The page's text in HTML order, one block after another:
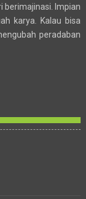
berimajinasi. Impian
karya. Kalau bisa
peradaban